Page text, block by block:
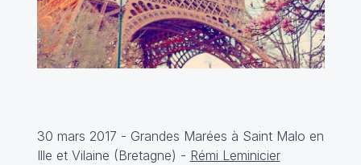
30 mars 2017 - Grandes Marées à Saint Malo en
Ille et Vilaine (Bretagne) - Rémi Leminicier